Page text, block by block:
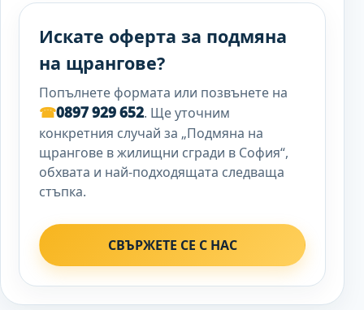
Искате оферта за подмяна
на щрангове?
Попълнете формата или позвънете на
☎0897 929 652. Ще уточним
конкретния случай за „Подмяна на
щрангове в жилищни сгради в София“,
обхвата и най-подходящата следваща
стъпка.
СВЪРЖЕТЕ СЕ С НАС